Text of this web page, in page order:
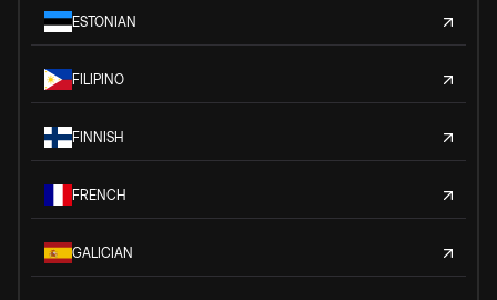
ESTONIAN
FILIPINO
FINNISH
FRENCH
GALICIAN